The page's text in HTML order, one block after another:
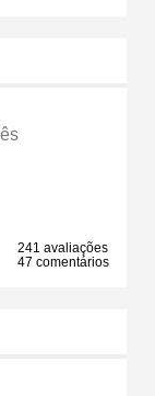
241 avaliações
47 comentários